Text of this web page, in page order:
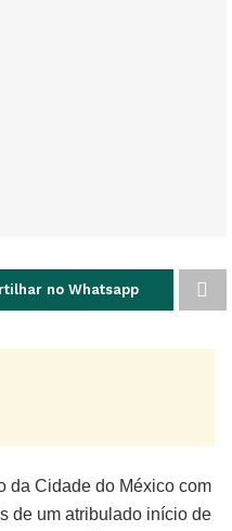
no Whatsapp
da Cidade do México com
de um atribulado início de